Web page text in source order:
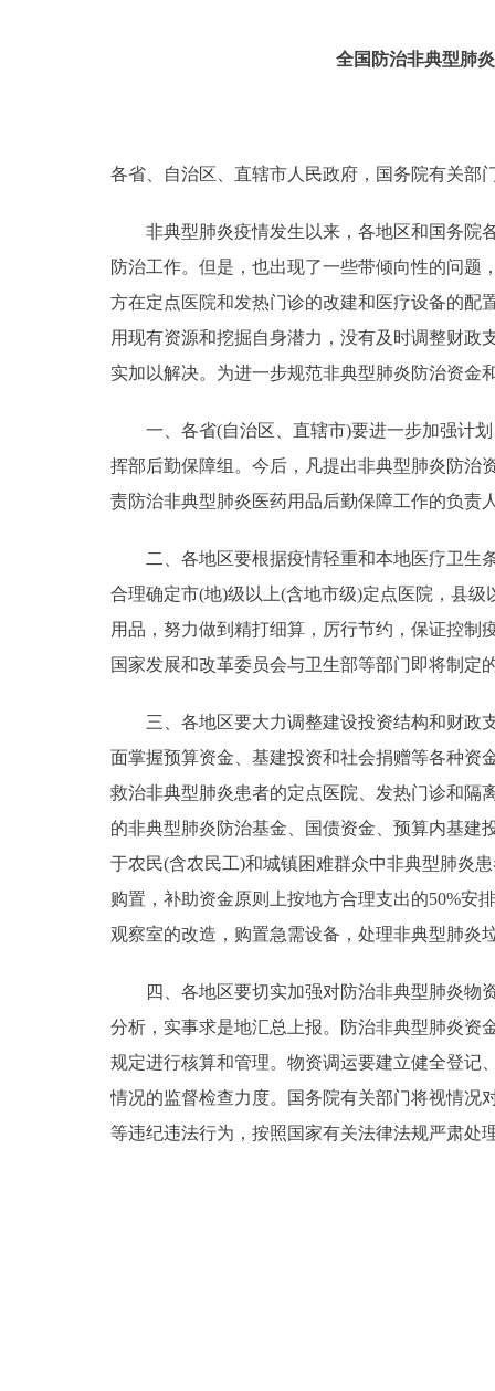
参与调查
走进北京
绿色北京
ENGLISH
ESPAÑOL
ITALIANO
全国防治非典型肺
各省、自治区、直辖市人民政府，国务院有关部
非典型肺炎疫情发生以来，各地区和国务院各
防治工作。但是，也出现了一些带倾向性的问
方在定点医院和发热门诊的改建和医疗设备的配
用现有资源和挖掘自身潜力，没有及时调整财
实加以解决。为进一步规范非典型肺炎防治资金
一、各省(自治区、直辖市)要进一步加强计划
挥部后勤保障组。今后，凡提出非典型肺炎防治
责防治非典型肺炎医药用品后勤保障工作的负责
二、各地区要根据疫情轻重和本地医疗卫生条
合理确定市(地)级以上(含地市级)定点医院，县
用品，努力做到精打细算，厉行节约，保证控
国家发展和改革委员会与卫生部等部门即将制定
三、各地区要大力调整建设投资结构和财政支
面掌握预算资金、基建投资和社会捐赠等各种资
救治非典型肺炎患者的定点医院、发热门诊和隔
的非典型肺炎防治基金、国债资金、预算内基建
于农民(含农民工)和城镇困难群众中非典型肺炎
购置，补助资金原则上按地方合理支出的50%安
观察室的改造，购置急需设备，处理非典型肺炎
四、各地区要切实加强对防治非典型肺炎物资
分析，实事求是地汇总上报。防治非典型肺炎资
规定进行核算和管理。物资调运要建立健全登记
情况的监督检查力度。国务院有关部门将视情况
等违纪违法行为，按照国家有关法律法规严肃处